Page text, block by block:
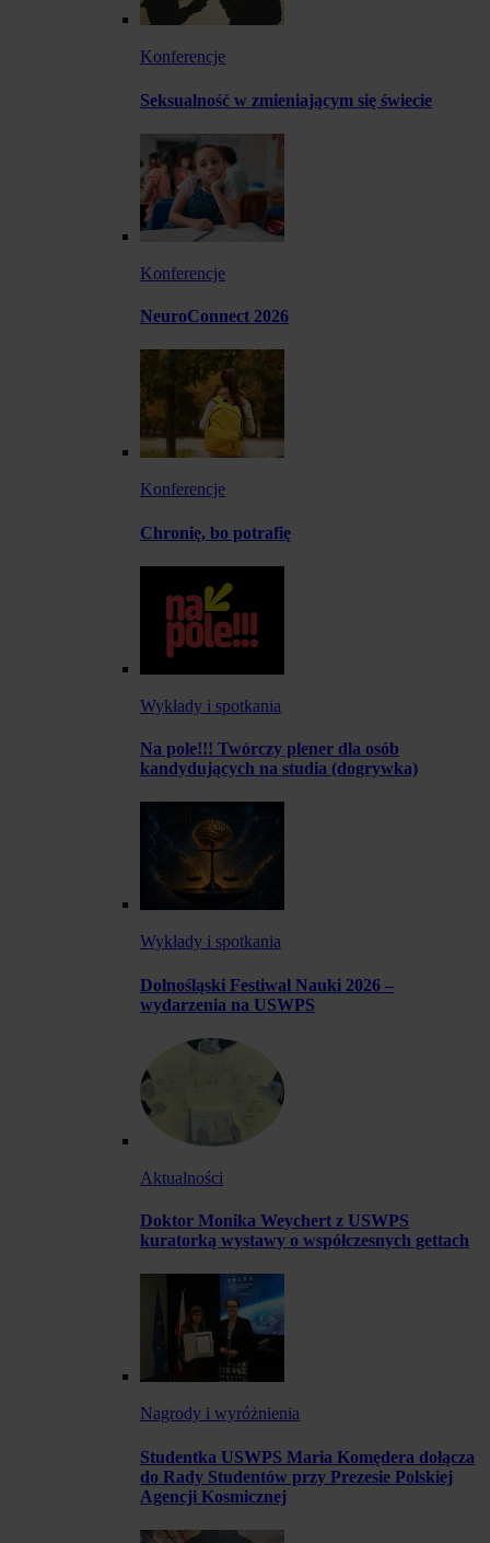
Konferencje
Seksualność w zmieniającym się świecie
Konferencje
NeuroConnect 2026
Konferencje
Chronię, bo potrafię
Wykłady i spotkania
Na pole!!! Twórczy plener dla osób
kandydujących na studia (dogrywka)
Wykłady i spotkania
Dolnośląski Festiwal Nauki 2026 –
wydarzenia na USWPS
Aktualności
Doktor Monika Weychert z USWPS
kuratorką wystawy o współczesnych gettach
Nagrody i wyróżnienia
Studentka USWPS Maria Komędera dołącza
do Rady Studentów przy Prezesie Polskiej
Agencji Kosmicznej